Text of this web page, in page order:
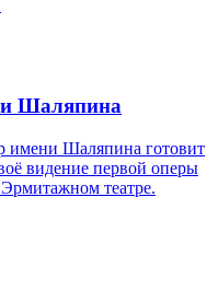
Шаляпина
имени Шаляпина готовит
видение первой оперы
театре.